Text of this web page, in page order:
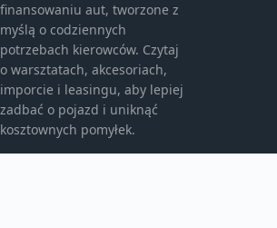
finansowaniu aut, tworzone z
myślą o codziennych
potrzebach kierowców. Czytaj
o warsztatach, akcesoriach,
imporcie i leasingu, aby lepiej
zadbać o pojazd i uniknąć
kosztownych pomyłek.